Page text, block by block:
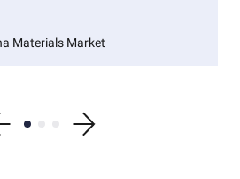
Materials Market
Show previous testimonial
Show testimonial 1
Show testimonial 2
Show testimonial 3